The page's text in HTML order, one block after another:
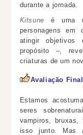
durante a jornada.
Kitsune é uma
personagens em
atingir objetivos
propósito –,
criaturas de um
Avaliação
Estamos
seres
vampiros, bruxas,
isso junto. Mas